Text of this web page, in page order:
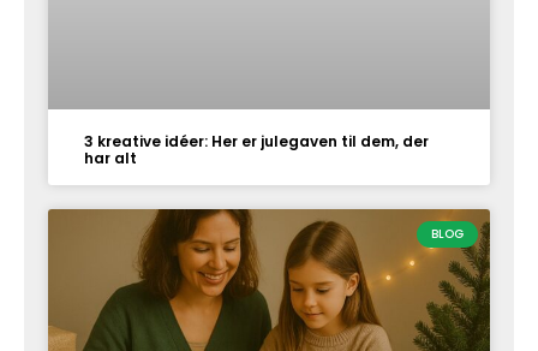
3 kreative idéer: Her er julegaven til dem, der
har alt
BLOG